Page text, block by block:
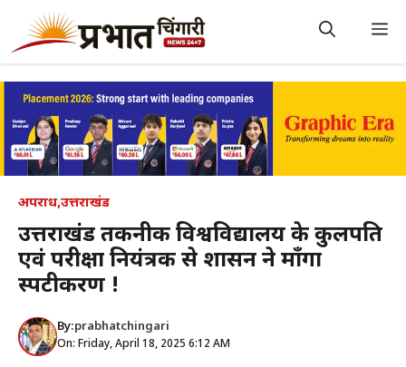
content
अपराध,उत्तराखंड
उत्तराखंड तकनीकी विश्वविद्यालय के कुलपति
एवं परीक्षा नियंत्रक से शासन ने माँगा
स्पटीकरण !
By:prabhatchingari
On: Friday, April 18, 2025 6:12 AM